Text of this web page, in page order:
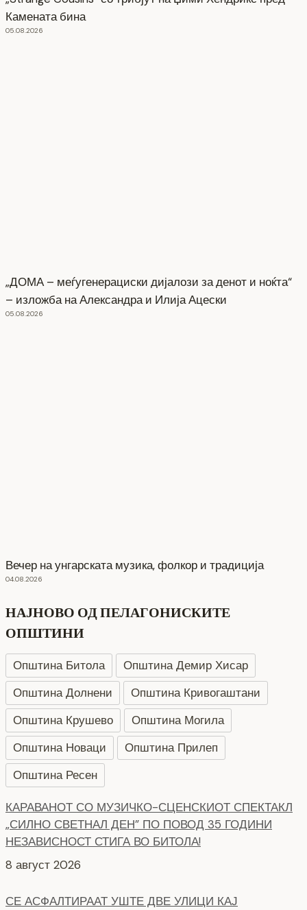
Камената бина
05.08.2026
„ДОМА – меѓугенерациски дијалози за денот и ноќта“
– изложба на Александра и Илија Ацески
05.08.2026
Вечер на унгарската музика, фолкор и традиција
04.08.2026
НАЈНОВО ОД ПЕЛАГОНИСКИТЕ
ОПШТИНИ
Општина Битола
Општина Демир Хисар
Општина Долнени
Општина Кривогаштани
Општина Крушево
Општина Могила
Општина Новаци
Општина Прилеп
Општина Ресен
КАРАВАНОТ СО МУЗИЧКО-СЦЕНСКИОТ СПЕКТАКЛ
„СИЛНО СВЕТНАЛ ДЕН” ПО ПОВОД 35 ГОДИНИ
НЕЗАВИСНОСТ СТИГА ВО БИТОЛА!
8 август 2026
СЕ АСФАЛТИРААТ УШТЕ ДВЕ УЛИЦИ КАЈ